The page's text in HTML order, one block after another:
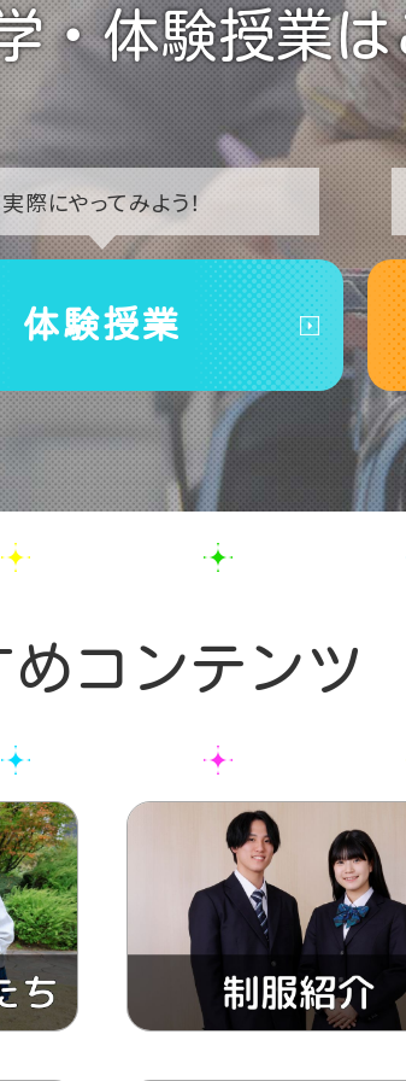
・体験授業
実際にやってみよう！
体験授業
めコンテンツ